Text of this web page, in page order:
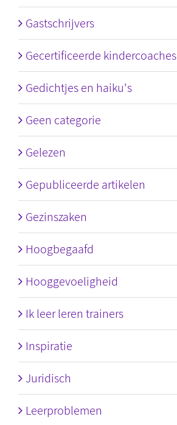
Gastschrijvers
Gecertificeerde kindercoaches
Gedichtjes en haiku's
Geen categorie
Gelezen
Gepubliceerde artikelen
Gezinszaken
Hoogbegaafd
Hooggevoeligheid
Ik leer leren trainers
Inspiratie
Juridisch
Leerproblemen